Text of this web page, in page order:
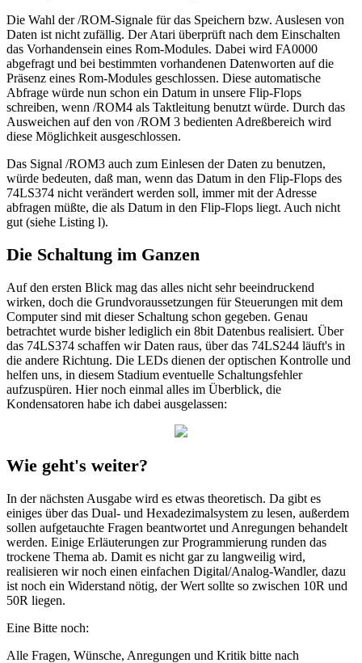
Die Wahl der /ROM-Signale für das Speichern bzw. Auslesen von
Daten ist nicht zufällig. Der Atari überprüft nach dem Einschalten
das Vorhandensein eines Rom-Modules. Dabei wird FA0000
abgefragt und bei bestimmten vorhandenen Datenworten auf die
Präsenz eines Rom-Modules geschlossen. Diese automatische
Abfrage würde nun schon ein Datum in unsere Flip-Flops
schreiben, wenn /ROM4 als Taktleitung benutzt würde. Durch das
Ausweichen auf den von /ROM 3 bedienten Adreßbereich wird
diese Möglichkeit ausgeschlossen.
Das Signal /ROM3 auch zum Einlesen der Daten zu benutzen,
würde bedeuten, daß man, wenn das Datum in den Flip-Flops des
74LS374 nicht verändert werden soll, immer mit der Adresse
abfragen müßte, die als Datum in den Flip-Flops liegt. Auch nicht
gut (siehe Listing l).
Die Schaltung im Ganzen
Auf den ersten Blick mag das alles nicht sehr beeindruckend
wirken, doch die Grundvoraussetzungen für Steuerungen mit dem
Computer sind mit dieser Schaltung schon gegeben. Genau
betrachtet wurde bisher lediglich ein 8bit Datenbus realisiert. Über
das 74LS374 schaffen wir Daten raus, über das 74LS244 läuft's in
die andere Richtung. Die LEDs dienen der optischen Kontrolle und
helfen uns, in diesem Stadium eventuelle Schaltungsfehler
aufzuspüren. Hier noch einmal alles im Überblick, die
Kondensatoren habe ich dabei ausgelassen:
Wie geht's weiter?
In der nächsten Ausgabe wird es etwas theoretisch. Da gibt es
einiges über das Dual- und Hexadezimalsystem zu lesen, außerdem
sollen aufgetauchte Fragen beantwortet und Anregungen behandelt
werden. Einige Erläuterungen zur Programmierung runden das
trockene Thema ab. Damit es nicht gar zu langweilig wird,
realisieren wir noch einen einfachen Digital/Analog-Wandler, dazu
ist noch ein Widerstand nötig, der Wert sollte so zwischen 10R und
50R liegen.
Eine Bitte noch:
Alle Fragen, Wünsche, Anregungen und Kritik bitte nach